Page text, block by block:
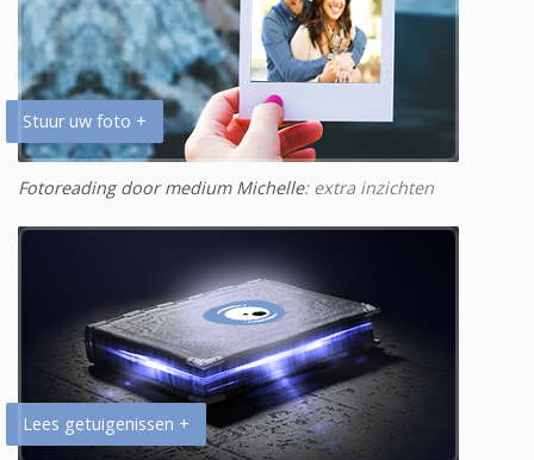
Stuur uw foto +
Fotoreading door medium Michelle: extra inzichten
Lees getuigenissen +